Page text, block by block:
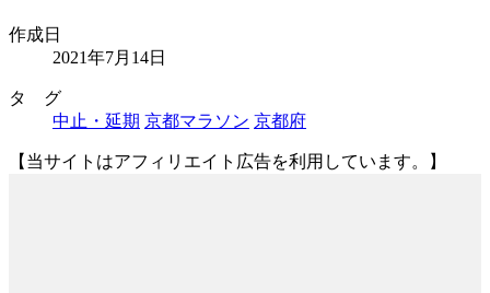
作成日
2021年7月14日
タ グ
中止・延期 京都マラソン 京都府
【当サイトはアフィリエイト広告を利用しています。】